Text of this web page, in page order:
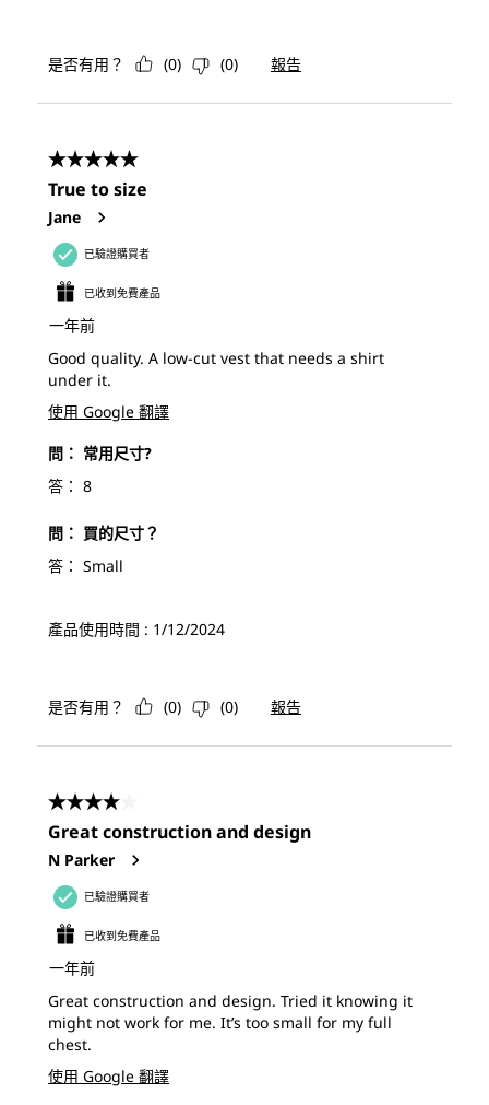
是否有用？ (0) (0) 報告
5星，共5星。
True to size
Jane
已驗證購買者
已收到免費產品
一年前
Good quality. A low-cut vest that needs a shirt
under it.
使用 Google 翻譯
問： 常用尺寸?
答： 8
問： 買的尺寸？
答： Small
產品使用時間 : 1/12/2024
是否有用？ (0) (0) 報告
4星，共5星。
Great construction and design
N Parker
已驗證購買者
已收到免費產品
一年前
Great construction and design. Tried it knowing it
might not work for me. It’s too small for my full
chest.
使用 Google 翻譯